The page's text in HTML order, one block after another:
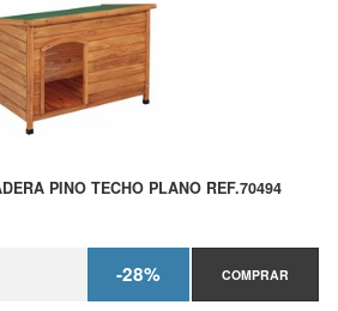
PINO TECHO PLANO REF.70494
-28% COMPRAR